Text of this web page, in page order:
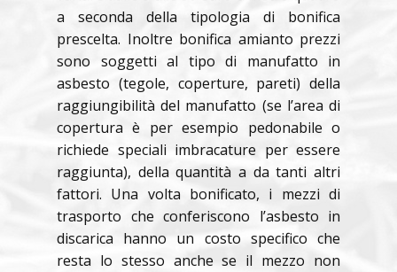
a seconda della tipologia di bonifica
prescelta. Inoltre bonifica amianto prezzi
sono soggetti al tipo di manufatto in
asbesto (tegole, coperture, pareti) della
raggiungibilità del manufatto (se l’area di
copertura è per esempio pedonabile o
richiede speciali imbracature per essere
raggiunta), della quantità a da tanti altri
fattori. Una volta bonificato, i mezzi di
trasporto che conferiscono l’asbesto in
discarica hanno un costo specifico che
resta lo stesso anche se il mezzo non